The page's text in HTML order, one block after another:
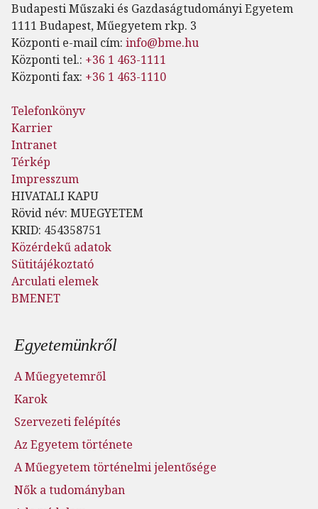
Budapesti Műszaki és Gazdaságtudományi Egyetem
1111 Budapest, Műegyetem rkp. 3
Központi e-mail cím: info@bme.hu
Központi tel.: +36 1 463-1111
Központi fax: +36 1 463-1110
Telefonkönyv
Karrier
Intranet
Térkép
Impresszum
HIVATALI KAPU
Rövid név: MUEGYETEM
KRID: 454358751
Közérdekű adatok
Sütitájékoztató
Arculati elemek
BMENET
Lábléc menü
Egyetemünkről
A Műegyetemről
Karok
Szervezeti felépítés
Az Egyetem története
A Műegyetem történelmi jelentősége
Nők a tudományban